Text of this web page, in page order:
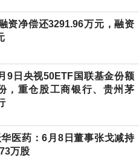
资净偿还3291.96万元，融资
9日央视50ETF国联基金份额
，重仓股工商银行、贵州茅
医药：6月8日董事张戈减持
万股